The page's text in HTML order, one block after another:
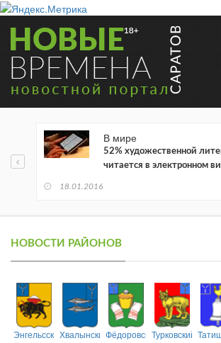
В мире
52% художественной
читается в электронном
18.01.2016
НОВОСТИ РАЙОНОВ
ЭнгельсскийХвалынскийФёдоровскийТурковский